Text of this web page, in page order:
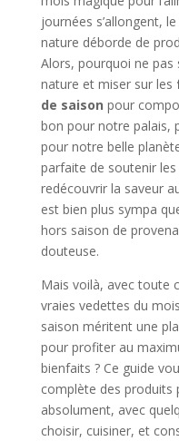
journées s’allongent,
nature déborde de
Alors, pourquoi ne
nature et miser sur les
de saison pour
bon pour notre palais,
pour notre belle
parfaite de soutenir
redécouvrir la saveur
est bien plus sympa
hors saison de
douteuse.
Mais voilà, avec toute
vraies vedettes du
saison méritent une
pour profiter au
bienfaits ? Ce guide
complète des produits
absolument, avec
choisir, cuisiner, et